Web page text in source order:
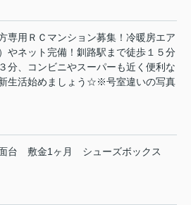
専用ＲＣマンション募集！冷暖房エア
やネット完備！釧路駅まで徒歩１５分
分、コンビニやスーパーも近く便利な
生活始めましょう☆※号室違いの写真
台 敷金1ヶ月
シューズボックス